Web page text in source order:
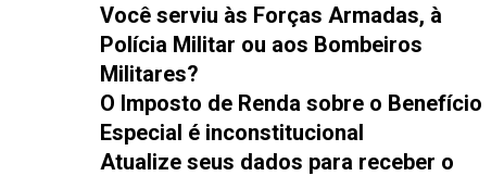
Você serviu às Forças Armadas, à
Polícia Militar ou aos Bombeiros
Militares?
O Imposto de Renda sobre o Benefício
Especial é inconstitucional
Atualize seus dados para receber o